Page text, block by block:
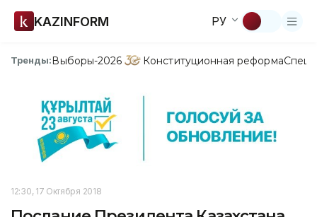
KAZINFORM РУ
Тренды:Выборы-2026 Конституционная реформа
12:30, 17 Октября 2018